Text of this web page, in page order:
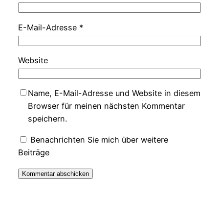
E-Mail-Adresse *
Website
Name, E-Mail-Adresse und Website in diesem
Browser für meinen nächsten Kommentar
speichern.
Benachrichten Sie mich über weitere
Beiträge